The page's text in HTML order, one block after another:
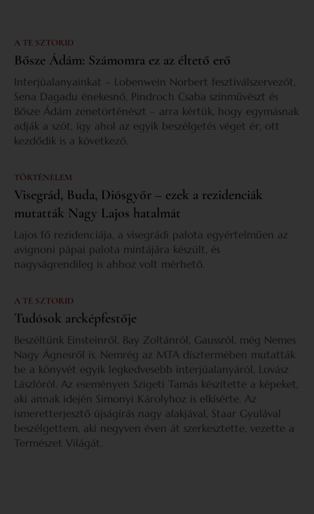
A TE SZTORID
Bősze Ádám: Számomra ez az éltető erő
Interjúalanyainkat – Lobenwein Norbert fesztiválszervezőt,
Sena Dagadu énekesnő, Pindroch Csaba színművészt és
Bősze Ádám zenetörténészt – arra kértük, hogy egymásnak
adják a szót, így ahol az egyik beszélgetés véget ér, ott
kezdődik is a következő.
TÖRTÉNELEM
Visegrád, Buda, Diósgyőr – ezek a rezidenciák
mutatták Nagy Lajos hatalmát
Lajos fő rezidenciája, a visegrádi palota egyértelműen az
avignoni pápai palota mintájára készült, és
nagyságrendileg is ahhoz volt mérhető.
A TE SZTORID
Tudósok arcképfestője
Beszéltünk Einsteinről, Bay Zoltánról, Gaussról, még Nemes
Nagy Ágnesről is. Nemrég az MTA dísztermében mutatták
be a könyvét egyik legkedvesebb interjúalanyáról, Lovász
Lászlóról. Az eseményen Szigeti Tamás készítette a képeket,
aki annak idején Simonyi Károlyhoz is elkísérte. Az
ismeretterjesztő újságírás nagy alakjával, Staar Gyulával
beszélgettem, aki negyven éven át szerkesztette, vezette a
Természet Világát.